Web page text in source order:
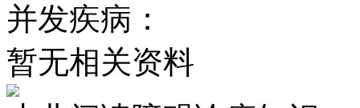
并发疾病：
暂无相关资料